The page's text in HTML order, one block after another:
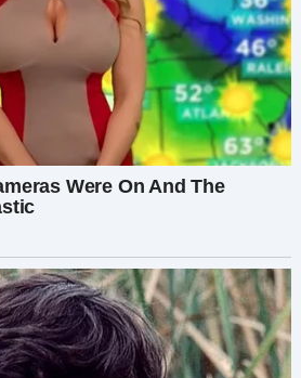
к ней:
совсем с катушек слетел.
для него. Вас Наташа
Проходите.
вперед, вообще не
происходит. Хотела
который ее
кружил в танце какую-то
потому что увидела